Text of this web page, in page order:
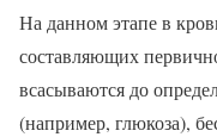
На данном этапе в
составляющих
всасываются до
(например, глюкоза),